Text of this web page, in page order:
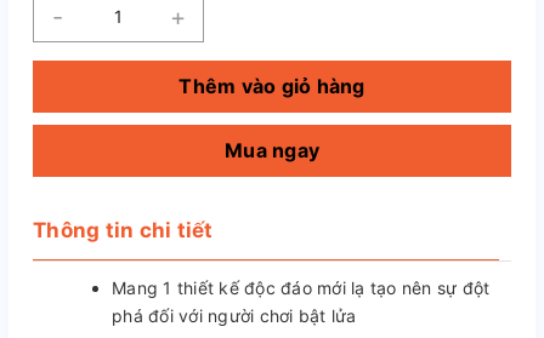
- +
Thêm vào giỏ hàng
Mua ngay
Thông tin chi tiết
Mang 1 thiết kế độc đáo mới lạ tạo nên sự đột
phá đối với người chơi bật lửa